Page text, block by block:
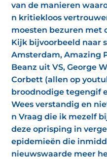
van de manieren
n kritiekloos
moesten bezuren met
Kijk bijvoorbeeld naar
Amsterdam, Amazing
Beanz uit VS, George
Corbett (allen op
broodnodige tegengif
Wees verstandig en
n Vraag die ik mezelf
deze oprisping in
epidemieën die
nieuwswaarde meer